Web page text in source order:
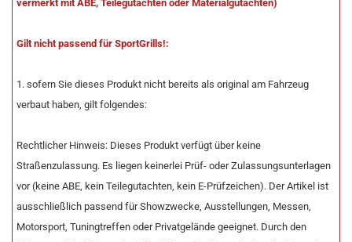
vermerkt mit ABE, Teilegutachten oder Materialgutachten)
Gilt nicht passend für SportGrills!:
1. sofern Sie dieses Produkt nicht bereits als original am Fahrzeug
verbaut haben, gilt folgendes:
Rechtlicher Hinweis: Dieses Produkt verfügt über keine
Straßenzulassung. Es liegen keinerlei Prüf- oder Zulassungsunterlagen
vor (keine ABE, kein Teilegutachten, kein E-Prüfzeichen). Der Artikel ist
ausschließlich passend für Showzwecke, Ausstellungen, Messen,
Motorsport, Tuningtreffen oder Privatgelände geeignet. Durch den